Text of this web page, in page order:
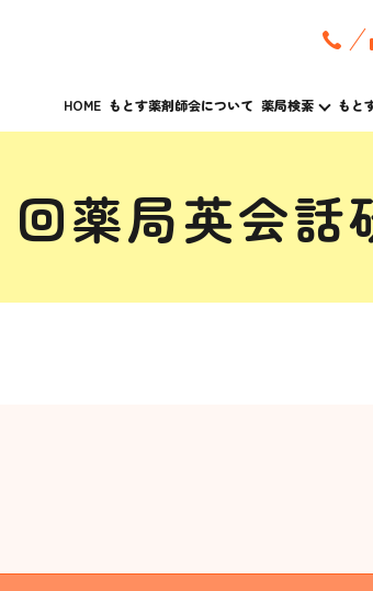
HOME もとす薬剤師会について 薬局検索 もと
薬局英会話